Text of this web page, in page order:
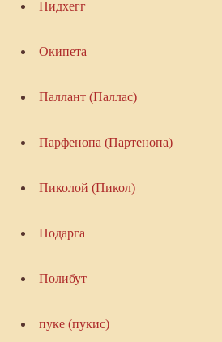
Нидхегг
Окипета
Паллант (Паллас)
Парфенопа (Партенопа)
Пиколой (Пикол)
Подарга
Полибут
пуке (пукис)